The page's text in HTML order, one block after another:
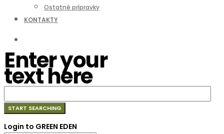
Ostatné prípravky
KONTAKTY
Enter your
text here
Login to GREEN EDEN